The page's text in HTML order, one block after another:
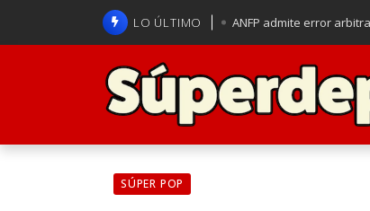
LO ÚLTIMO ANFP admite error
La U se aferra a la
Brasil anuncia a Carlo
SÚPER POP